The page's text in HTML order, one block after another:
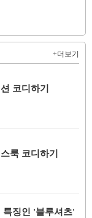
+더보기
코디하기
룩 코디하기
특징인 '블루셔츠'